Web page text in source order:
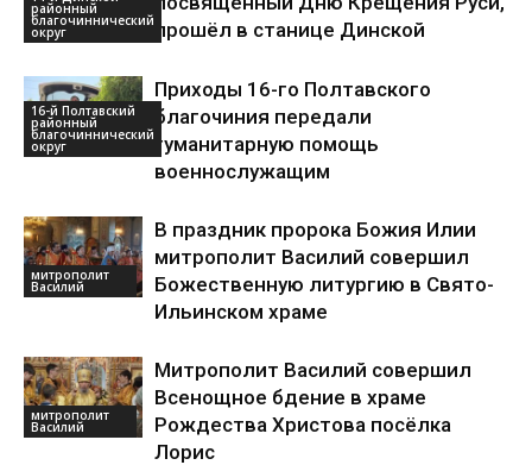
районный
благочиннический
округ
прошёл в станице Динской
16-й Полтавский
районный
благочиннический
округ
Приходы 16-го Полтавского
благочиния передали
гуманитарную помощь
военнослужащим
митрополит
Василий
В праздник пророка Божия Илии
митрополит Василий совершил
Божественную литургию в Свято-
Ильинском храме
митрополит
Василий
Митрополит Василий совершил
Всенощное бдение в храме
Рождества Христова посёлка
Лорис